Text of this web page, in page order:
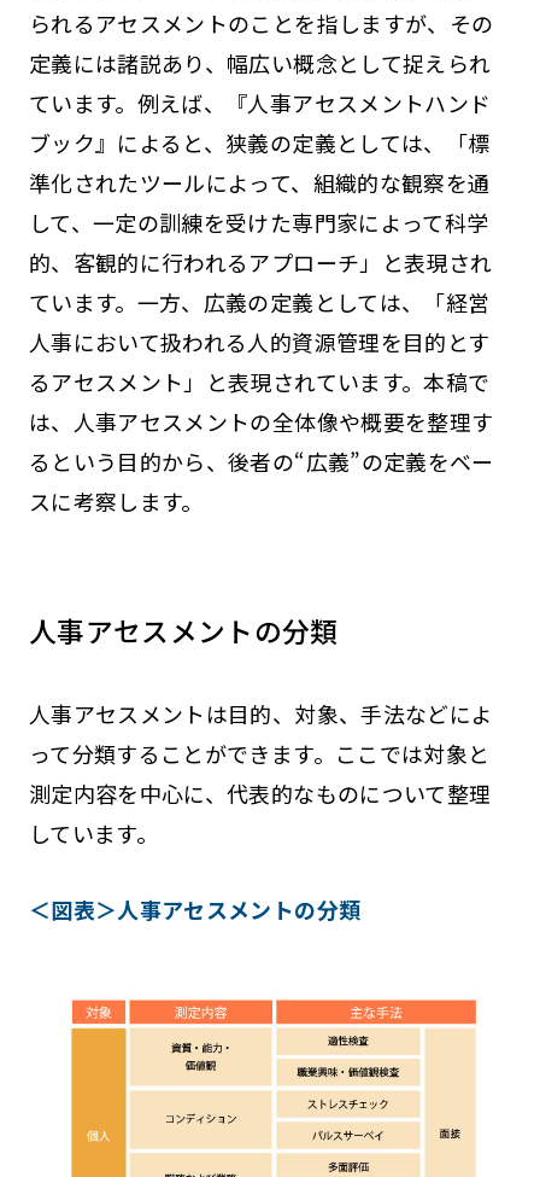
られるアセスメントのことを指しますが、その
定義には諸説あり、幅広い概念として捉えられ
ています。例えば、『人事アセスメントハンド
ブック』によると、狭義の定義としては、「標
準化されたツールによって、組織的な観察を通
して、一定の訓練を受けた専門家によって科学
的、客観的に行われるアプローチ」と表現され
ています。一方、広義の定義としては、「経営
人事において扱われる人的資源管理を目的とす
るアセスメント」と表現されています。本稿で
は、人事アセスメントの全体像や概要を整理す
るという目的から、後者の“広義”の定義をベー
スに考察します。
人事アセスメントの分類
人事アセスメントは目的、対象、手法などによ
って分類することができます。ここでは対象と
測定内容を中心に、代表的なものについて整理
しています。
＜図表＞人事アセスメントの分類